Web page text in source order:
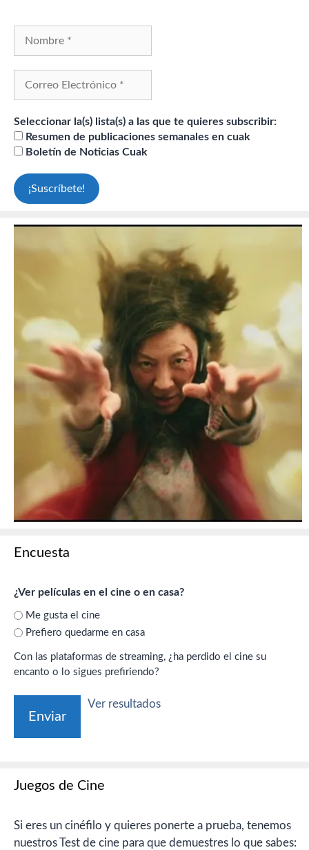
Seleccionar la(s) lista(s) a las que te quieres subscribir:
Resumen de publicaciones semanales en cuak
Boletín de Noticias Cuak
Encuesta
¿Ver películas en el cine o en casa?
Me gusta el cine
Prefiero quedarme en casa
Con las plataformas de streaming, ¿ha perdido el cine su
encanto o lo sigues prefiriendo?
Ver resultados
Juegos de Cine
Si eres un cinéfilo y quieres ponerte a prueba, tenemos
nuestros Test de cine para que demuestres lo que sabes: